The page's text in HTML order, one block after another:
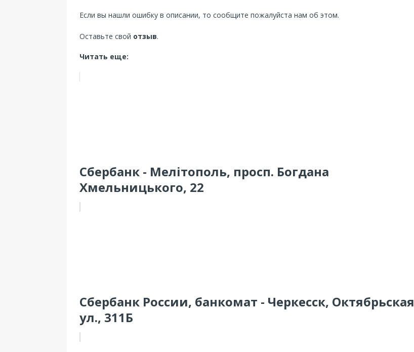
Если вы нашли ошибку в описании, то сообщите пожалуйста нам об этом.
Оставьте свой отзыв.
Читать еще:
Сбербанк - Мелітополь, просп. Богдана
Хмельницького, 22
Сбербанк России, банкомат - Черкесск, Октябрьская
ул., 311Б